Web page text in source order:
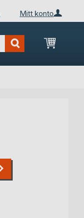
Mitt konto
Min